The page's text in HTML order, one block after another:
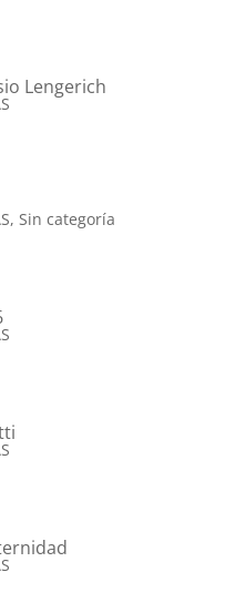
Lengerich
, Sin categoría